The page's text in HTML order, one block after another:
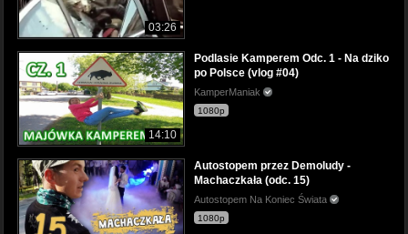
03:26
14:10
Podlasie Kamperem Odc. 1 - Na dziko
po Polsce (vlog #04)
KamperManiak
1080p
Autostopem przez Demoludy -
Machaczkała (odc. 15)
Autostopem Na Koniec Świata
1080p